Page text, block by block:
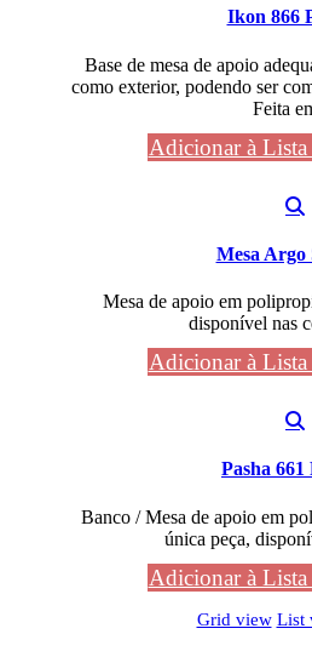
Ikon 866
Base de mesa de apoio
como exterior, podendo ser
Feita
Adicionar à Lista
Mesa Argo
Mesa de apoio em
disponível nas
Adicionar à Lista
Pasha
Banco / Mesa de apoio em
única peça,
Adicionar à Lista
Grid view List